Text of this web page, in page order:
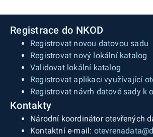
Registrace do NKOD
Registrovat novou datovou sadu
Registrovat nový lokální katalog
Validovat lokální katalog
Registrovat aplikaci využívající
Registrovat návrh datové sady k
Kontakty
Národní koordinátor otevřených
Kontaktní e-mail: